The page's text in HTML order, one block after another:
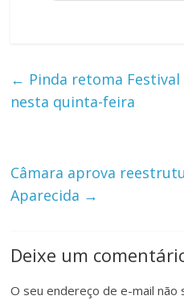
← Pinda retoma
nesta quinta-feira
Câmara aprova
Aparecida →
Deixe um
O seu endereço de e-mail não